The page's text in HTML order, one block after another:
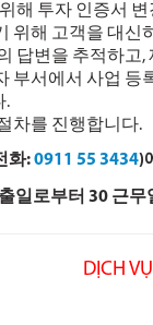
해 투자 인증서
위해 고객을 대신
답변을 추적하고
부서에서 사업 등
.
차를 진행합니다.
화:0911 55 3434)
일로부터 30 근무
DỊCH